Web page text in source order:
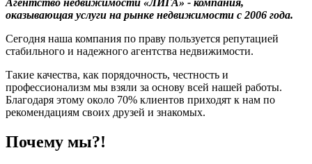
оказывающая услуги на рынке недвижимости с 2006 года.
Сегодня наша компания по праву пользуется репутацией
стабильного и надежного агентства недвижимости.
Такие качества, как порядочность, честность и
профессионализм мы взяли за основу всей нашей работы.
Благодаря этому около 70% клиентов приходят к нам по
рекомендациям своих друзей и знакомых.
Почему мы?!